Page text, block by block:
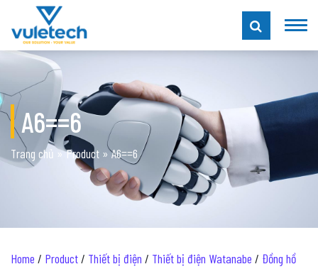
A6==6
Trang chủ »Product »A6==6
Home / Product/ Thiết bị điện / Thiết bị điện Watanabe / Đồng hồ